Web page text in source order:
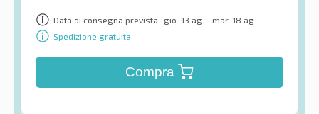
Data di consegna prevista- gio. 13 ag. - mar. 18 ag.
Spedizione gratuita
Compra